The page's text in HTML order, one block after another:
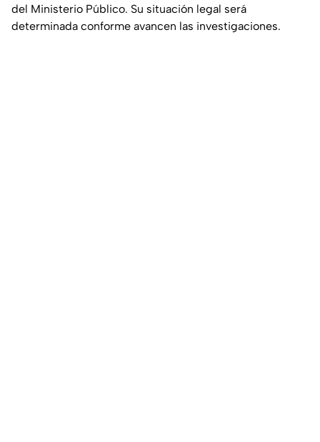
del Ministerio Público. Su situación legal será
determinada conforme avancen las investigaciones.